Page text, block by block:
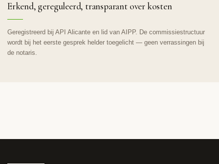
Erkend, gereguleerd, transparant over kosten
Geregistreerd bij API Alicante en lid van AIPP. De commissiestructuur
wordt bij het eerste gesprek helder toegelicht — geen verrassingen bij
de notaris.